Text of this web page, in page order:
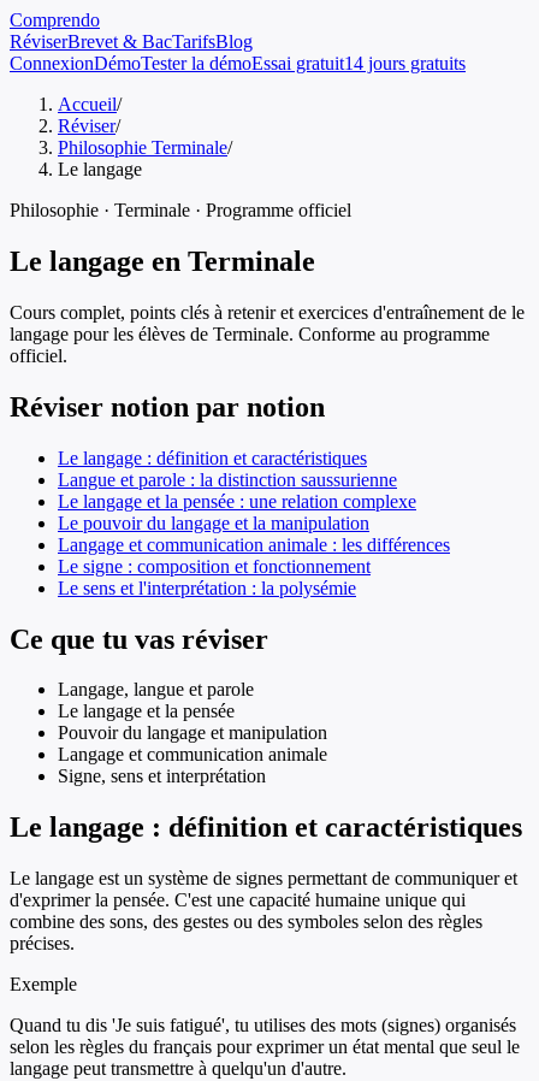
Comprendo
RéviserBrevet & BacTarifsBlog
ConnexionDémoTester la démoEssai gratuit14 jours gratuits
Accueil/
Réviser/
Philosophie Terminale/
Le langage
Philosophie · Terminale · Programme officiel
Le langage en Terminale
Cours complet, points clés à retenir et exercices d'entraînement de le
langage pour les élèves de Terminale. Conforme au programme
officiel.
Réviser notion par notion
Le langage : définition et caractéristiques
Langue et parole : la distinction saussurienne
Le langage et la pensée : une relation complexe
Le pouvoir du langage et la manipulation
Langage et communication animale : les différences
Le signe : composition et fonctionnement
Le sens et l'interprétation : la polysémie
Ce que tu vas réviser
Langage, langue et parole
Le langage et la pensée
Pouvoir du langage et manipulation
Langage et communication animale
Signe, sens et interprétation
Le langage : définition et caractéristiques
Le langage est un système de signes permettant de communiquer et
d'exprimer la pensée. C'est une capacité humaine unique qui
combine des sons, des gestes ou des symboles selon des règles
précises.
Exemple
Quand tu dis 'Je suis fatigué', tu utilises des mots (signes) organisés
selon les règles du français pour exprimer un état mental que seul le
langage peut transmettre à quelqu'un d'autre.